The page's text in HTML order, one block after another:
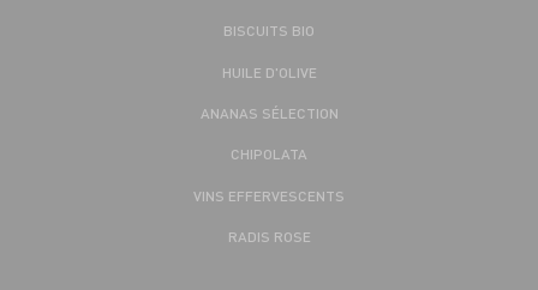
BISCUITS BIO
HUILE D'OLIVE
ANANAS SÉLECTION
CHIPOLATA
VINS EFFERVESCENTS
RADIS ROSE